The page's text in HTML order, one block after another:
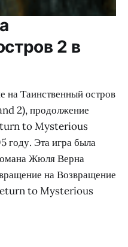
2 в
на Таинственный остров
2), продолжение
to Mysterious
году. Эта игра была
Жюля Верна
на Возвращение
to Mysterious